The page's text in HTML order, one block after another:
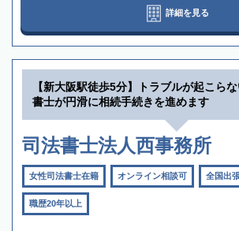
詳細を見る
【新大阪駅徒歩5分】トラブルが起こら
書士が円滑に相続手続きを進めます
司法書士法人西事務所
女性司法書士在籍 オンライン相談可 全国出
職歴20年以上